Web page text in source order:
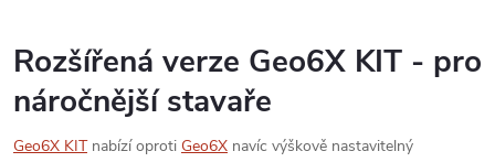
Rozšířená verze Geo6X KIT - pro
náročnější stavaře
Geo6X KITnabízí oproti Geo6X navíc výškově nastavitelný